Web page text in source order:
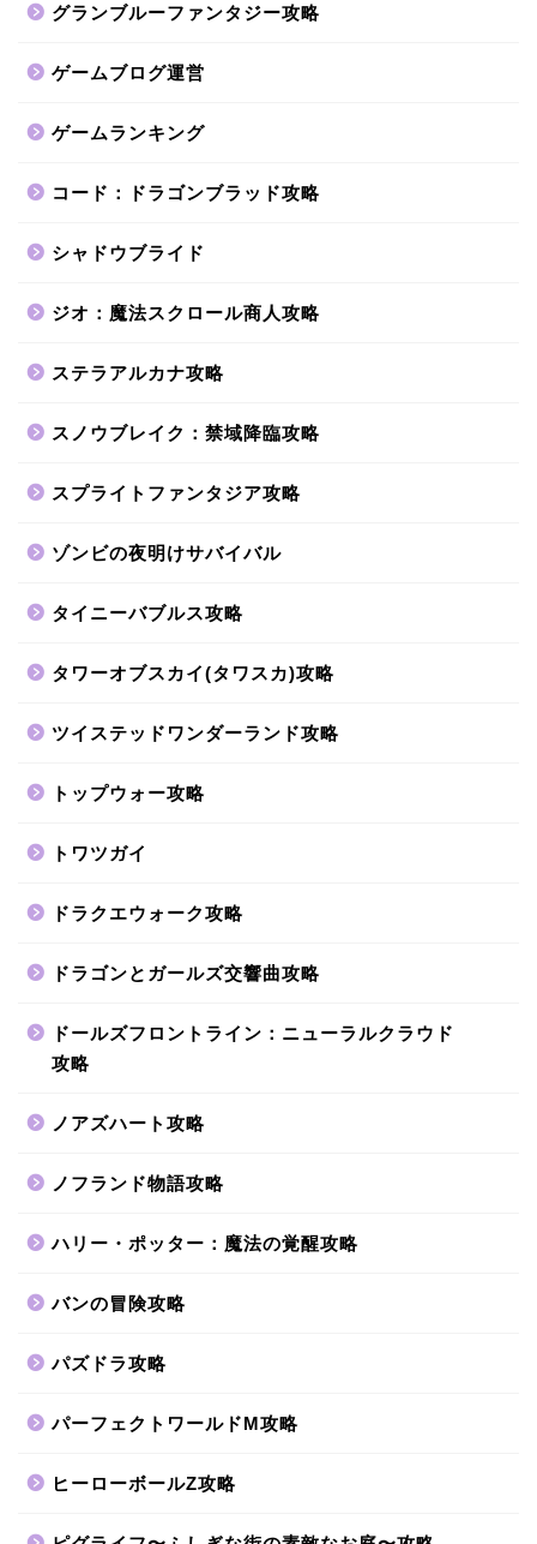
グランブルーファンタジー攻略
ゲームブログ運営
ゲームランキング
コード：ドラゴンブラッド攻略
シャドウブライド
ジオ：魔法スクロール商人攻略
ステラアルカナ攻略
スノウブレイク：禁域降臨攻略
スプライトファンタジア攻略
ゾンビの夜明けサバイバル
タイニーバブルス攻略
タワーオブスカイ(タワスカ)攻略
ツイステッドワンダーランド攻略
トップウォー攻略
トワツガイ
ドラクエウォーク攻略
ドラゴンとガールズ交響曲攻略
ドールズフロントライン：ニューラルクラウド
攻略
ノアズハート攻略
ノフランド物語攻略
ハリー・ポッター：魔法の覚醒攻略
バンの冒険攻略
パズドラ攻略
パーフェクトワールドM攻略
ヒーローボールZ攻略